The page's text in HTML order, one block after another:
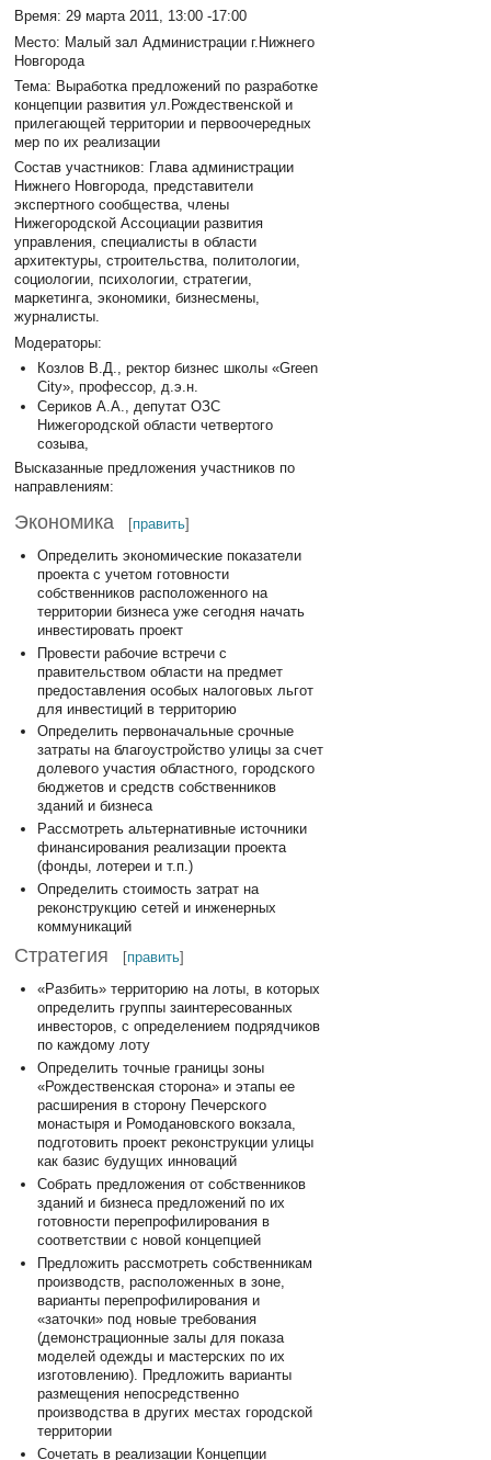
Время: 29 марта 2011, 13:00 -17:00
Место: Малый зал Администрации г.Нижнего
Новгорода
Тема: Выработка предложений по разработке
концепции развития ул.Рождественской и
прилегающей территории и первоочередных
мер по их реализации
Состав участников: Глава администрации
Нижнего Новгорода, представители
экспертного сообщества, члены
Нижегородской Ассоциации развития
управления, специалисты в области
архитектуры, строительства, политологии,
социологии, психологии, стратегии,
маркетинга, экономики, бизнесмены,
журналисты.
Модераторы:
Козлов В.Д., ректор бизнес школы «Green
City», профессор, д.э.н.
Сериков А.А., депутат ОЗС
Нижегородской области четвертого
созыва,
Высказанные предложения участников по
направлениям:
Экономика [править]
Определить экономические показатели
проекта с учетом готовности
собственников расположенного на
территории бизнеса уже сегодня начать
инвестировать проект
Провести рабочие встречи с
правительством области на предмет
предоставления особых налоговых льгот
для инвестиций в территорию
Определить первоначальные срочные
затраты на благоустройство улицы за счет
долевого участия областного, городского
бюджетов и средств собственников
зданий и бизнеса
Рассмотреть альтернативные источники
финансирования реализации проекта
(фонды, лотереи и т.п.)
Определить стоимость затрат на
реконструкцию сетей и инженерных
коммуникаций
Стратегия [править]
«Разбить» территорию на лоты, в которых
определить группы заинтересованных
инвесторов, с определением подрядчиков
по каждому лоту
Определить точные границы зоны
«Рождественская сторона» и этапы ее
расширения в сторону Печерского
монастыря и Ромодановского вокзала,
подготовить проект реконструкции улицы
как базис будущих инноваций
Собрать предложения от собственников
зданий и бизнеса предложений по их
готовности перепрофилирования в
соответствии с новой концепцией
Предложить рассмотреть собственникам
производств, расположенных в зоне,
варианты перепрофилирования и
«заточки» под новые требования
(демонстрационные залы для показа
моделей одежды и мастерских по их
изготовлению). Предложить варианты
размещения непосредственно
производства в других местах городской
территории
Сочетать в реализации Концепции